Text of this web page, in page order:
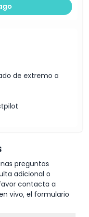
de extremo a
preguntas
adicional o
contacta a
vivo, el formulario